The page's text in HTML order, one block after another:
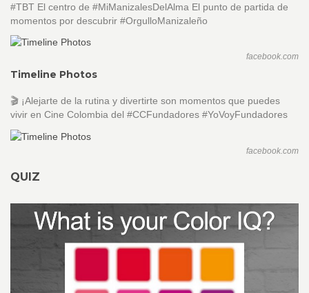
#TBT El centro de #MiManizalesDelAlma El punto de partida de
momentos por descubrir #OrgulloManizaleño
facebook.com
Timeline Photos
🎬 ¡Alejarte de la rutina y divertirte son momentos que puedes
vivir en Cine Colombia del #CCFundadores #YoVoyFundadores
facebook.com
QUIZ